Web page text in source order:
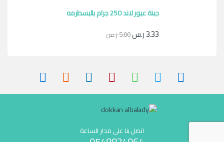
جبنة عبور لاند 250 جرام بالبسطرمه
3.33ر.س5.00ر.س
اتصل بنا على مدار الساعة